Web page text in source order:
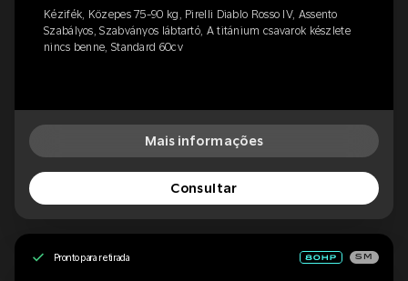
Kézifék, Közepes 75-90 kg, Pirelli Diablo Rosso IV, Assento
Szabályos, Szabványos lábtartó, A titánium csavarok készlete
nincs benne, Standard 60cv
Mais informações
Consultar
Pronto para retirada SM